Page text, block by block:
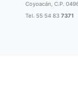
Coyoacán, C.P.
Tel. 55 54 837371